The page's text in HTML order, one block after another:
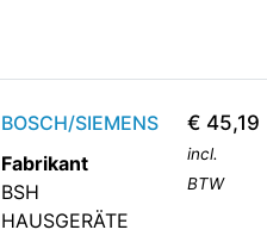
BOSCH/SIEMENS
Fabrikant
BSH
HAUSGERÄTE
€ 45,19
incl.
BTW